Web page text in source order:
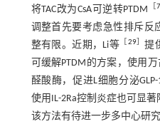
将TAC改为CsA可逆转PTDM
［
调整首先要考虑急性排斥反
整有限。近期，Li等
29］提
可缓解PTDM的方案，使用
醛酸酶，促进L细胞分泌
使用IL-2Ra控制炎症也可显著
该方法有待进一步多中心研究